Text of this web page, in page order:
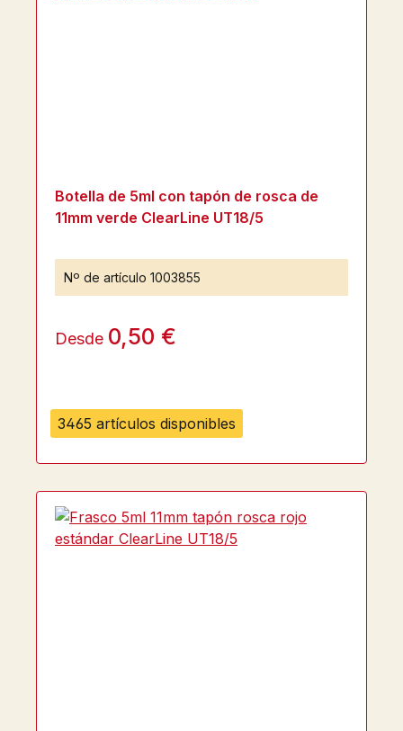
3465 artículos disponibles
Botella de 5ml con tapón de rosca de
11mm verde ClearLine UT18/5
Nº de artículo 1003855
Desde 0,50 €